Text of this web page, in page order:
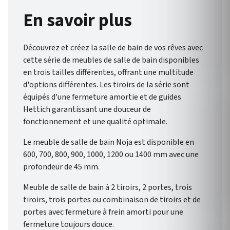
Noja , de Salgar , vous offre un
éventail de possibilités pour
ressemble.
En savoir plus
Découvrez et créez la salle de bain de vos rêves avec
cette série de meubles de salle de bain disponibles
en trois tailles différentes, offrant une multitude
d'options différentes. Les tiroirs de la série sont
équipés d'une fermeture amortie et de guides
Hettich garantissant une douceur de
fonctionnement et une qualité optimale.
Le meuble de salle de bain Noja est disponible en
600, 700, 800, 900, 1000, 1200 ou 1400 mm avec une
profondeur de 45 mm.
Meuble de salle de bain à 2 tiroirs, 2 portes, trois
tiroirs, trois portes ou combinaison de tiroirs et de
portes avec fermeture à frein amorti pour une
fermeture toujours douce.